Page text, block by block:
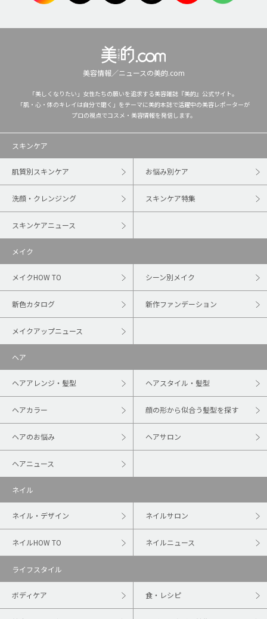
美容情報／ニュースの美的.com
「美しくなりたい」女性たちの願いを追求する美容雑誌『美的』公式サイト。
「肌・心・体のキレイは自分で磨く」をテーマに美的本誌で活躍中の美容レポーターが
プロの視点でコスメ・美容情報を発信します。
スキンケア
肌質別スキンケア お悩み別ケア
洗顔・クレンジング スキンケア特集
スキンケアニュース
メイク
メイクHOW TO シーン別メイク
新色カタログ 新作ファンデーション
メイクアップニュース
ヘア
ヘアアレンジ・髪型 ヘアスタイル・髪型
ヘアカラー 顔の形から似合う髪型を探す
ヘアのお悩み ヘアサロン
ヘアニュース
ネイル
ネイル・デザイン ネイルサロン
ネイルHOW TO ネイルニュース
ライフスタイル
ボディケア 食・レシピ